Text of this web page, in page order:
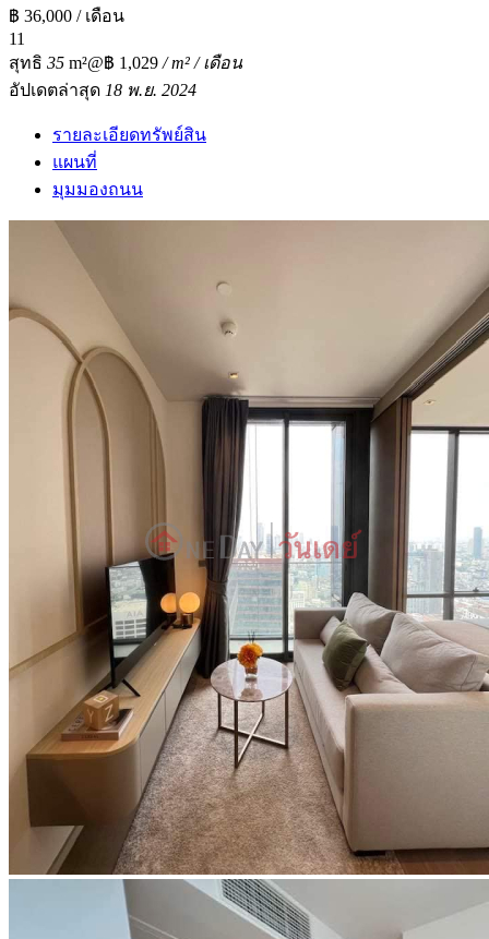
฿ 36,000 / เดือน
11
สุทธิ 35 m²@฿ 1,029 / m² / เดือน
อัปเดตล่าสุด 18 พ.ย. 2024
รายละเอียดทรัพย์สิน
แผนที่
มุมมองถนน